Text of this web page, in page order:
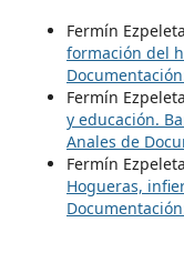
Fermín
formación del
Fermín
y educación.
Anales de
Fermín
Hogueras,